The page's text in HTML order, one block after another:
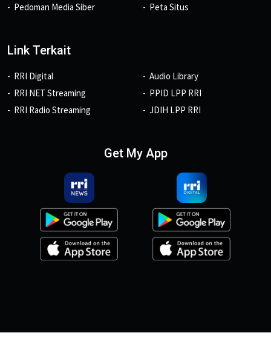
Pedoman Media Siber
Peta Situs
Link Terkait
RRI Digital
RRI NET Streaming
RRI Radio Streaming
Audio Library
PPID LPP RRI
JDIH LPP RRI
Get My App